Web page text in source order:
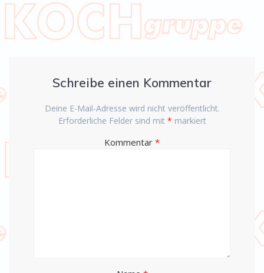
Schreibe einen Kommentar
Deine E-Mail-Adresse wird nicht veröffentlicht.
Erforderliche Felder sind mit * markiert
Kommentar *